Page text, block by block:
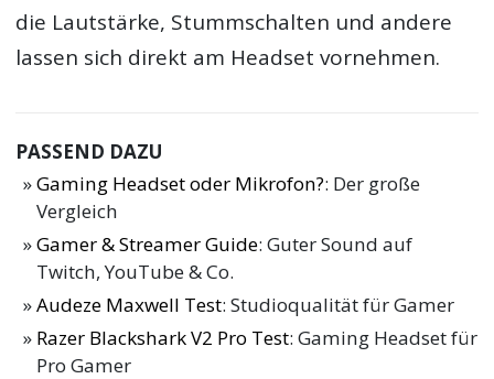
die Lautstärke, Stummschalten und andere
lassen sich direkt am Headset vornehmen.
PASSEND DAZU
Gaming Headset oder Mikrofon?: Der große
Vergleich
Gamer & Streamer Guide: Guter Sound auf
Twitch, YouTube & Co.
Audeze Maxwell Test: Studioqualität für Gamer
Razer Blackshark V2 Pro Test: Gaming Headset für
Pro Gamer